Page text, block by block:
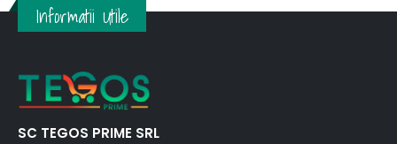
Informatii Utile
SC TEGOS PRIME SRL